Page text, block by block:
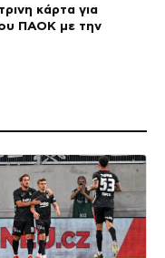
κάρτα για
ΠΑΟΚ με την